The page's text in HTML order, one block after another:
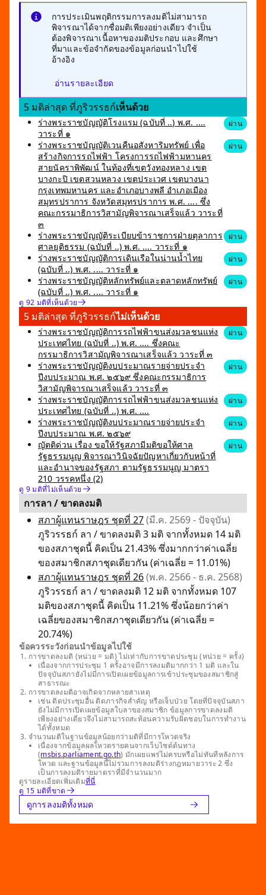
การประเมินพฤติกรรมการลงมติไม่สามารถ
พิจารณาได้จากชื่อมติเพียงอย่างเดียว จำเป็น
ต้องพิจารณาเนื้อหาของมติประกอบ และศึกษา
ที่มาและข้อจำกัดของข้อมูลก่อนนำไปใช้
อ้างอิง
อ่านรายละเอียด
5 มติล่าสุด ที่ภูริวรรธก์เห็นด้วย
ร่างพระราชบัญญัติโรงแรม (ฉบับที่ ..) พ.ศ. ....
วาระที่ ๑
ผ่าน
ร่างพระราชบัญญัติเวนคืนอสังหาริมทรัพย์ เพื่อ
สร้างกิจการรถไฟฟ้า โครงการรถไฟฟ้ามหานคร
สายนัคราพิพัฒน์ ในท้องที่เขตวังทองหลาง เขต
บางกะปิ เขตสวนหลวง เขตประเวศ เขตบางนา
กรุงเทพมหานคร และอำเภอบางพลี อำเภอเมือง
สมุทรปราการ จังหวัดสมุทรปราการ พ.ศ. .... ซึ่ง
คณะกรรมาธิการวิสามัญพิจารณาเสร็จแล้ว วาระที่
๓
ผ่าน
ร่างพระราชบัญญัติระเบียบข้าราชการฝ่ายตุลาการ
ศาลยุติธรรม (ฉบับที่ ..) พ.ศ. .... วาระที่ ๑
ผ่าน
ร่างพระราชบัญญัติการเดินเรือในน่านน้ำไทย
(ฉบับที่ ..) พ.ศ. .... วาระที่ ๑
ผ่าน
ร่างพระราชบัญญัติหลักทรัพย์และตลาดหลักทรัพย์
(ฉบับที่ ..) พ.ศ. .... วาระที่ ๑
ผ่าน
ดู 92 มติที่เห็นด้วย
5 มติล่าสุด ที่ภูริวรรธก์ไม่เห็นด้วย
ร่างพระราชบัญญัติการรถไฟฟ้าขนส่งมวลชนแห่ง
ประเทศไทย (ฉบับที่ ..) พ.ศ. .... ซึ่งคณะ
กรรมาธิการวิสามัญพิจารณาเสร็จแล้ว วาระที่ ๓
ผ่าน
ร่างพระราชบัญญัติงบประมาณรายจ่ายประจำ
ปีงบประมาณ พ.ศ. ๒๕๖๙ ซึ่งคณะกรรมาธิการ
วิสามัญพิจารณาเสร็จแล้ว วาระที่ ๓
ผ่าน
ร่างพระราชบัญญัติการรถไฟฟ้าขนส่งมวลชนแห่ง
ประเทศไทย (ฉบับที่ ..) พ.ศ. ....
ผ่าน
ร่างพระราชบัญญัติงบประมาณรายจ่ายประจำ
ปีงบประมาณ พ.ศ. ๒๕๖๙
ผ่าน
ญัตติด่วน เรื่อง ขอให้รัฐสภามีมติขอให้ศาล
รัฐธรรมนูญ พิจารณาวินิจฉัยปัญหาเกี่ยวกับหน้าที่
และอำนาจของรัฐสภา ตามรัฐธรรมนูญ มาตรา
210 วรรคหนึ่ง (2)
ผ่าน
ดู 9 มติที่ไม่เห็นด้วย
การลา / ขาดลงมติ
สภาผู้แทนราษฎร ชุดที่ 27(มี.ค. 2569 - ปัจจุบัน)
ภูริวรรธก์ ลา / ขาดลงมติ 3 มติ จากทั้งหมด 14 มติ
ของสภาชุดนี้ คิดเป็น 21.43% ซึ่งมากกว่าค่าเฉลี่ย
ของสมาชิกสภาชุดเดียวกัน (ค่าเฉลี่ย = 11.01%)
สภาผู้แทนราษฎร ชุดที่ 26(พ.ค. 2566 - ธ.ค. 2568)
ภูริวรรธก์ ลา / ขาดลงมติ 12 มติ จากทั้งหมด 107
มติของสภาชุดนี้ คิดเป็น 11.21% ซึ่งน้อยกว่าค่า
เฉลี่ยของสมาชิกสภาชุดเดียวกัน (ค่าเฉลี่ย =
20.74%)
ข้อควรระวังก่อนนำข้อมูลไปใช้
การขาดลงมติ (หน่วย = มติ) ไม่เท่ากับการขาดประชุม (หน่วย = ครั้ง)
เนื่องจากการประชุม 1 ครั้งอาจมีการลงมติมากกว่า 1 มติ และใน
ปัจจุบันสภายังไม่มีการเปิดเผยข้อมูลการเข้าประชุมของสมาชิกสู่
สาธารณะ
การขาดลงมติอาจเกิดจากหลายสาเหตุ
เช่น ติดประชุมอื่น ติดภารกิจสำคัญ หรือเจ็บป่วย โดยที่ปัจจุบันสภา
ยังไม่มีการเปิดเผยข้อมูลใบลาของสมาชิก ข้อมูลการขาดลงมติ
เพียงอย่างเดียวจึงไม่สามารถสะท้อนความรับผิดชอบในการทำงาน
ได้ทั้งหมด
จำนวนมติในฐานข้อมูลน้อยกว่ามติที่มีการโหวตจริง
เนื่องจากข้อมูลผลโหวตรายคนจากเว็บไซต์ต้นทาง
(msbis.parliament.go.th) มักเผยแพร่ไม่ครบหรือไม่ทันทีหลังการ
โหวต และฐานข้อมูลนี้ไม่รวมการลงมติร่างกฎหมายวาระ 2 ซึ่ง
เป็นการลงมติรายมาตราที่มีจำนวนมาก
ดูรายละเอียดเพิ่มเติมที่นี่
ดู 15 มติที่ขาด
ดูการลงมติทั้งหมด